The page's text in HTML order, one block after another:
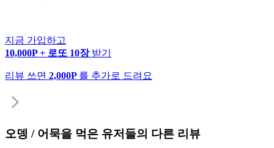
지금 가입하고
10,000P + 로또 10장 받기
리뷰 쓰면 2,000P 를 추가로 드려요
오뎅 / 어묵을 먹은 유저들의 다른 리뷰